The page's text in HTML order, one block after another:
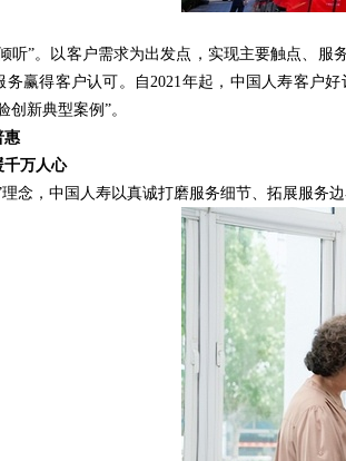
听”。以客户需求为出发点，实现主要触点、
务赢得客户认可。自2021年起，中国人寿客户
创新典型案例”。
惠
千万人心
理念，中国人寿以真诚打磨服务细节、拓展服务